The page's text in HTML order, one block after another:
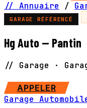
// Annuaire /
GARAGE RÉFÉRENCÉ
Hg Auto — Pantin
// Garage ·
APPELER
Garage